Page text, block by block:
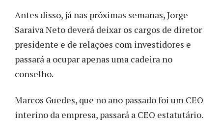
Antes disso, já nas próximas semanas, Jorge
Saraiva Neto deverá deixar os cargos de diretor
presidente e de relações com investidores e
passará a ocupar apenas uma cadeira no
conselho.
Marcos Guedes, que no ano passado foi um CEO
interino da empresa, passará a CEO estatutário.